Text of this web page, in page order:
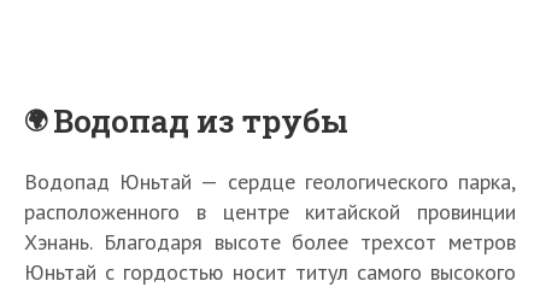
Водопад из трубы
Водопад Юньтай — сердце геологического парка,
расположенного в центре китайской провинции
Хэнань. Благодаря высоте более трехсот метров
Юньтай с гордостью носит титул самого высокого